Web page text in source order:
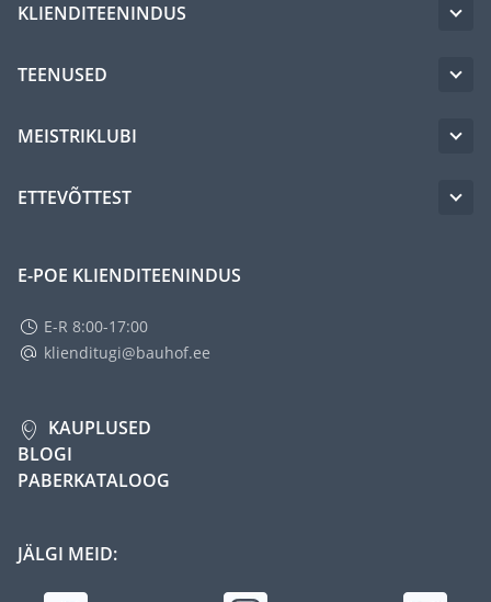
KLIENDITEENINDUS
TEENUSED
MEISTRIKLUBI
ETTEVÕTTEST
E-POE KLIENDITEENINDUS
E-R 8:00-17:00
klienditugi@bauhof.ee
KAUPLUSED
BLOGI
PABERKATALOOG
JÄLGI MEID: